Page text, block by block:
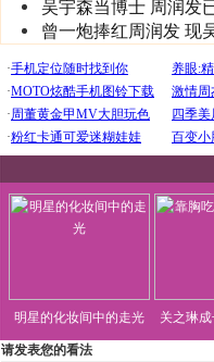
吴宇森当博士 周润发
曾一炮捧红周润发 现
明星的化妆间中的走光 关之琳
请发表您的看法